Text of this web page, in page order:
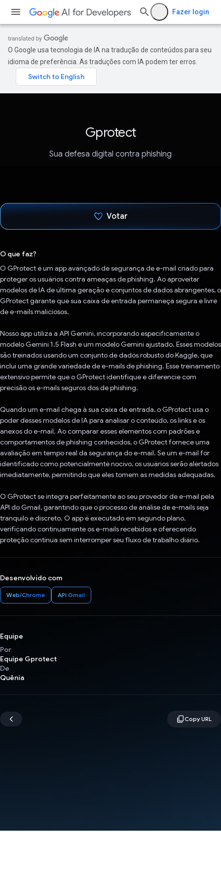
Fazer login
O Google usa tecnologia de IA na tradução de conteúdos para seu
idioma de preferência. As traduções com IA podem ter erros.
Gprotect
Sua defesa digital contra phishing
Votar
O que faz?
O GProtect é um app avançado de segurança de e-mail criado para
proteger os usuários contra ameaças de phishing. Ao aproveitar
modelos de IA de última geração e conjuntos de dados abrangentes, o
GProtect garante que sua caixa de entrada permaneça segura e livre
de e-mails maliciosos.
Nosso app utiliza a API Gemini, incorporando especificamente o
modelo Gemini 1.5 Flash e um modelo Gemini ajustado. Esses modelos
são treinados usando um conjunto de dados robusto do Kaggle, que
inclui uma grande variedade de e-mails de phishing. Esse treinamento
extensivo permite que o GProtect identifique e diferencie com
precisão os e-mails seguros dos de phishing.
Quando um e-mail chega à sua caixa de entrada, o GProtect usa o
poder desses modelos de IA para analisar o conteúdo, os links e os
anexos do e-mail. Ao comparar esses elementos com padrões e
comportamentos de phishing conhecidos, o GProtect fornece uma
avaliação em tempo real da segurança do e-mail. Se um e-mail for
identificado como potencialmente nocivo, os usuários serão alertados
imediatamente, permitindo que eles tomem as medidas adequadas.
O GProtect se integra perfeitamente ao seu provedor de e-mail pela
API do Gmail, garantindo que o processo de análise de e-mails seja
tranquilo e discreto. O app é executado em segundo plano,
verificando continuamente os e-mails recebidos e oferecendo
proteção contínua sem interromper seu fluxo de trabalho diário.
Desenvolvido com
Web/Chrome API Gmail
Equipe
Por
Equipe Gprotect
De
Quênia